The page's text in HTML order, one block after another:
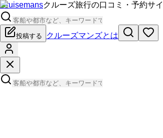
Cruisemansクルーズ旅行の口コミ・予約サ
投稿する クルーズマンズとは